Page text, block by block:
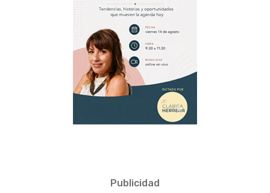
Publicidad